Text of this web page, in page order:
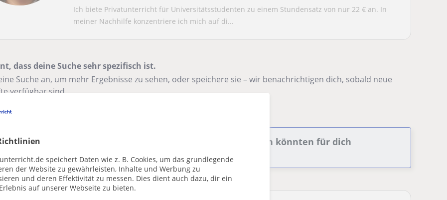
speichert Daten wie z. B. Cookies, um das grundlegende
der Website zu gewährleisten, Inhalte und Werbung zu
und deren Effektivität zu messen. Dies dient auch dazu, dir ein
auf unserer Webseite zu bieten.
Ich biete Privatunterricht für Universitätsstudenten zu einem Stundensatz von nur 22 € an. In
meiner Nachhilfe konzentriere ich mich auf di...
dass deine Suche sehr spezifisch ist.
Suche an, um mehr Ergebnisse zu sehen, oder speichere sie – wir benachrichtigen dich, sobald neue
verfügbar sind.
Online-Lehrkräfte für buchhaltung und rechnungswesen könnten für dich
sein